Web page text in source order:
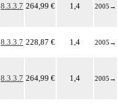
8.3.3.7 264,99 € 1,4 2005 →
8.3.3.7 228,87 € 1,4 2005 →
8.3.3.7 264,99 € 1,4 2005 →